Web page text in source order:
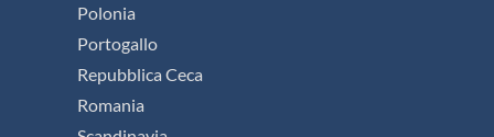
Polonia
Portogallo
Repubblica Ceca
Romania